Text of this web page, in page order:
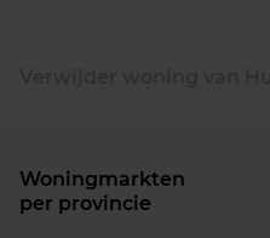
Woningmarkten
per provincie